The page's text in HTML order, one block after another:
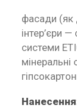
фасади (як
інтер’єри
системи